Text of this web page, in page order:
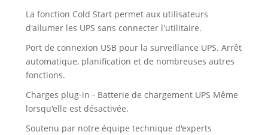
La fonction Cold Start permet aux utilisateurs
d'allumer les UPS sans connecter l'utilitaire.
Port de connexion USB pour la surveillance UPS. Arrêt
automatique, planification et de nombreuses autres
fonctions.
Charges plug-in - Batterie de chargement UPS Même
lorsqu'elle est désactivée.
Soutenu par notre équipe technique d'experts